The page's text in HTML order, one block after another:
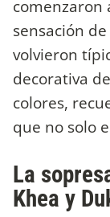
comenzaron
sensación
volvieron
decorativa
colores,
que no solo
La
Khea y